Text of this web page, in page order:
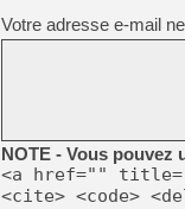
Votre adresse e-mail
NOTE - Vous pouvez
<a href=""
<cite> <code>